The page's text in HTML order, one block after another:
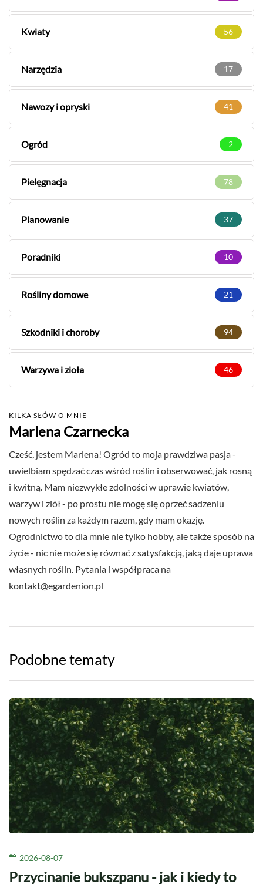
Kwiaty 56
Narzędzia 17
Nawozy i opryski 41
Ogród 2
Pielęgnacja 78
Planowanie 37
Poradniki 10
Rośliny domowe 21
Szkodniki i choroby 94
Warzywa i zioła 46
KILKA SŁÓW O MNIE
Marlena Czarnecka
Cześć, jestem Marlena! Ogród to moja prawdziwa pasja -
uwielbiam spędzać czas wśród roślin i obserwować, jak rosną
i kwitną. Mam niezwykłe zdolności w uprawie kwiatów,
warzyw i ziół - po prostu nie mogę się oprzeć sadzeniu
nowych roślin za każdym razem, gdy mam okazję.
Ogrodnictwo to dla mnie nie tylko hobby, ale także sposób na
życie - nic nie może się równać z satysfakcją, jaką daje uprawa
własnych roślin. Pytania i współpraca na
kontakt@egardenion.pl
Podobne tematy
2026-08-07
Przycinanie bukszpanu - jak i kiedy to